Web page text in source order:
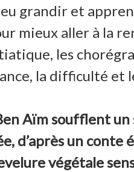
grandir et
mieux aller à la
les
la difficulté et
Aïm soufflent
d’après un conte
végétale sens